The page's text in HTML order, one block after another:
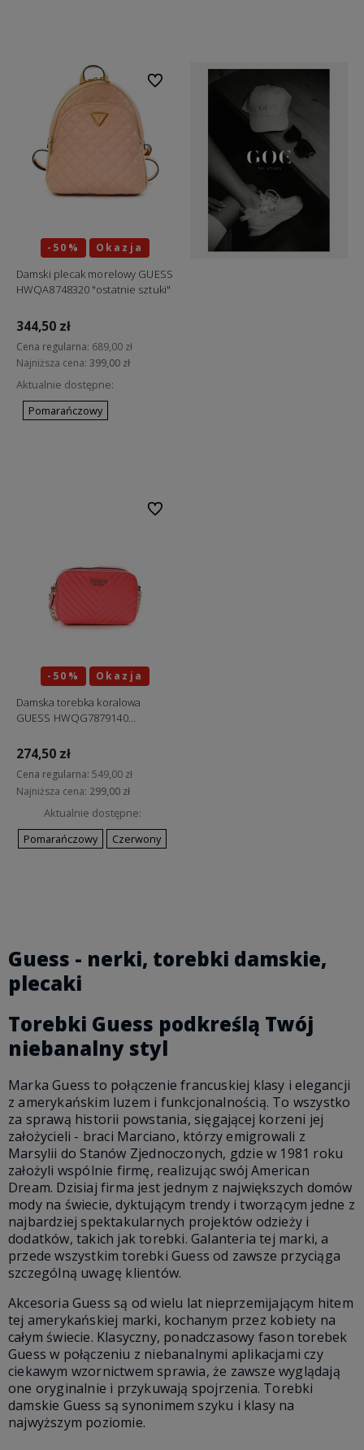
-50% Okazja
Damski plecak morelowy GUESS
HWQA8748320 "ostatnie sztuki"
344,50 zł
Cena regularna: 689,00 zł
Najniższa cena: 399,00 zł
Aktualnie dostępne:
Pomarańczowy
Do ulubionych
-50% Okazja
Damska torebka koralowa
GUESS HWQG7879140
274,50 zł
Cena regularna: 549,00 zł
Najniższa cena: 299,00 zł
Aktualnie dostępne:
Pomarańczowy
Czerwony
Do ulubionych
Guess - nerki, torebki damskie,
plecaki
Torebki Guess podkreślą Twój
niebanalny styl
Marka Guess to połączenie francuskiej klasy i elegancji
z amerykańskim luzem i funkcjonalnością. To wszystko
za sprawą historii powstania, sięgającej korzeni jej
założycieli - braci Marciano, którzy emigrowali z
Marsylii do Stanów Zjednoczonych, gdzie w 1981 roku
założyli wspólnie firmę, realizując swój American
Dream. Dzisiaj firma jest jednym z największych domów
mody na świecie, dyktującym trendy i tworzącym jedne z
najbardziej spektakularnych projektów odzieży i
dodatków, takich jak torebki. Galanteria tej marki, a
przede wszystkim torebki Guess od zawsze przyciąga
szczególną uwagę klientów.
Akcesoria Guess są od wielu lat nieprzemijającym hitem
tej amerykańskiej marki, kochanym przez kobiety na
całym świecie. Klasyczny, ponadczasowy fason torebek
Guess w połączeniu z niebanalnymi aplikacjami czy
ciekawym wzornictwem sprawia, że zawsze wyglądają
one oryginalnie i przykuwają spojrzenia. Torebki
damskie Guess są synonimem szyku i klasy na
najwyższym poziomie.